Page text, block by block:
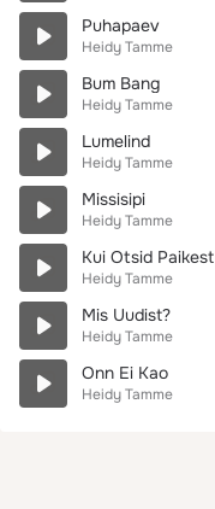
Puhapaev
Heidy Tamme
Bum Bang
Heidy Tamme
Lumelind
Heidy Tamme
Missisipi
Heidy Tamme
Kui Otsid Paikest
Heidy Tamme
Mis Uudist?
Heidy Tamme
Onn Ei Kao
Heidy Tamme